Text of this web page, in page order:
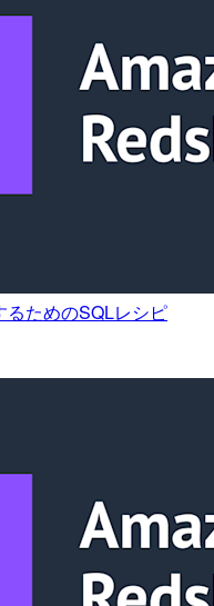
ためのSQLレシピ